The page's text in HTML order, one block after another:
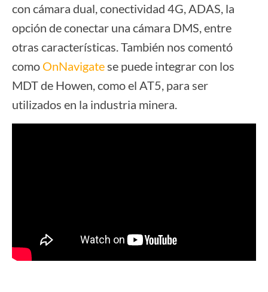
con cámara dual, conectividad 4G, ADAS, la
opción de conectar una cámara DMS, entre
otras características. También nos comentó
como OnNavigate se puede integrar con los
MDT de Howen, como el AT5, para ser
utilizados en la industria minera.